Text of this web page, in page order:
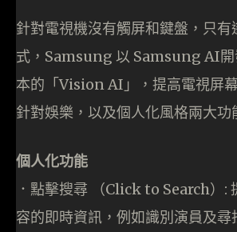
針對電視機沒有觸屏和鍵盤，只有
式，Samsung 以 Samsung AI開
本的「Vision AI」，提高電視屏
針對娛樂，以及個人化風格兩大功
個人化功能
．點擊搜尋 （Click to Search）:
容的即時資訊，例如識別演員及尋